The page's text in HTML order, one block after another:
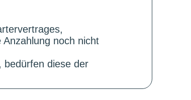
noch nicht
bedürfen diese der